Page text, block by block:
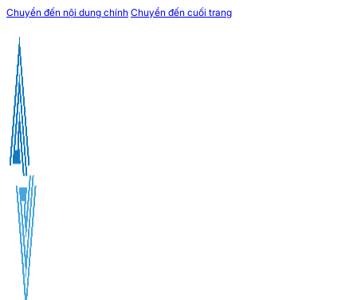
Chuyển đến nội dung chính Chuyển đến cuối trang